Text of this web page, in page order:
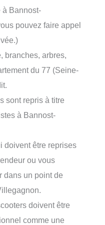
à Bannost-
pouvez faire appel
branches, arbres,
du 77 (Seine-
sont repris à titre
à Bannost-
doivent être reprises
ou vous
dans un point de
doivent être
comme une